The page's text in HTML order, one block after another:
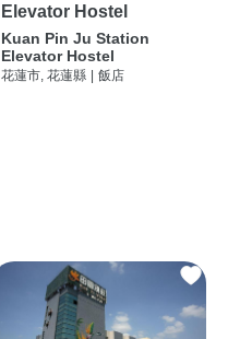
Elevator Hostel
Kuan Pin Ju Station
Elevator Hostel
花蓮市, 花蓮縣 飯店